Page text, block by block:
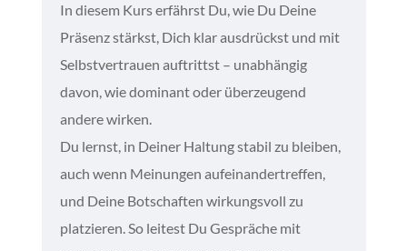
In diesem Kurs erfährst Du, wie Du Deine
Präsenz stärkst, Dich klar ausdrückst und mit
Selbstvertrauen auftrittst – unabhängig
davon, wie dominant oder überzeugend
andere wirken.
Du lernst, in Deiner Haltung stabil zu bleiben,
auch wenn Meinungen aufeinandertreffen,
und Deine Botschaften wirkungsvoll zu
platzieren. So leitest Du Gespräche mit